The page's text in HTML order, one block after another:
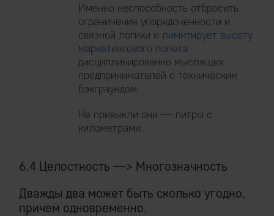
Именно неспособность отбросить
ограничения упорядоченности и
связной логики и лимитирует высоту
маркетингового полета
дисциплинированно мыслящих
предпринимателей с техническим
бэкграундом.
Не привыкли они — литры с
километрами.
6.4 Целостность —> Многозначность
Дважды два может быть сколько угодно,
причем одновременно.